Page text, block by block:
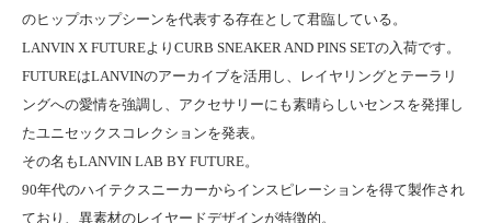
のヒップホップシーンを代表する存在として君臨している。
LANVIN X FUTUREよりCURB SNEAKER AND PINS SETの入荷です。
FUTUREはLANVINのアーカイブを活用し、レイヤリングとテーラリ
ングへの愛情を強調し、アクセサリーにも素晴らしいセンスを発揮し
たユニセックスコレクションを発表。
その名もLANVIN LAB BY FUTURE。
90年代のハイテクスニーカーからインスピレーションを得て製作され
ており、異素材のレイヤードデザインが特徴的。